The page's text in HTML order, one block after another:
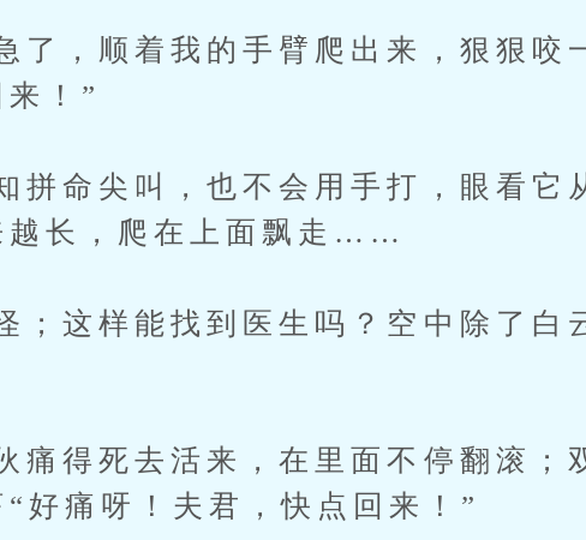
，顺着我的手臂爬出来，狠狠咬
！”
命尖叫，也不会用手打，眼看它
越长，爬在上面飘走……
这样能找到医生吗？空中除了白
得死去活来，在里面不停翻滚；
好痛呀！夫君，快点回来！”